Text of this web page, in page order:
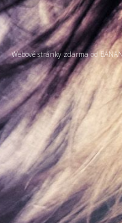
Webové stránky zdarmaod